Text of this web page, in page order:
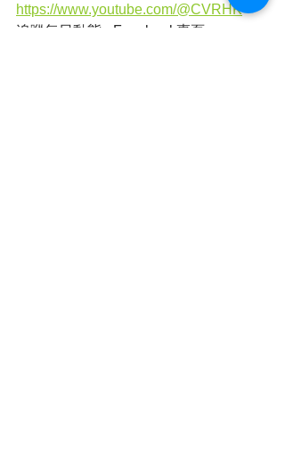
https://www.youtube.com/@CVRHK
追蹤每日動態➡Facebook專頁: